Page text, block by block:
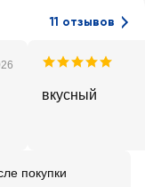
11 отзывов
вкусный
покупки